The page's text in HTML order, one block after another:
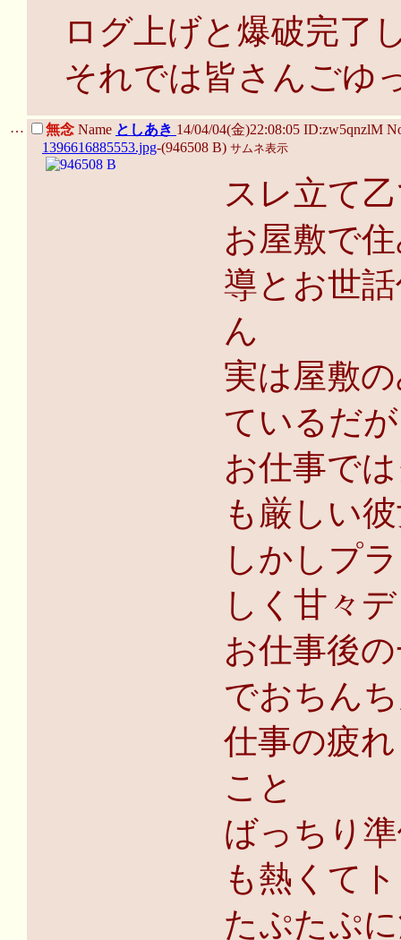
ログ上げと爆破完了
それでは皆さんごゆ
… 無念 Name としあき 14/04/04(金)22:08:05 ID:zw5qnzlM
1396616885553.jpg-(946508 B) サムネ表示
スレ立て
お屋敷で
導とお世
ん
実は屋敷
ているだが
お仕事で
も厳しい
しかしプ
しく甘々
お仕事後
でおちん
仕事の疲
こと
ばっちり
も熱くて
たぷたぷ